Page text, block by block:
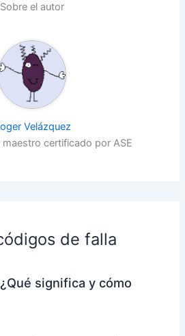
Sobre el autor
Velázquez
maestro certificado por ASE
de falla
significa y cómo